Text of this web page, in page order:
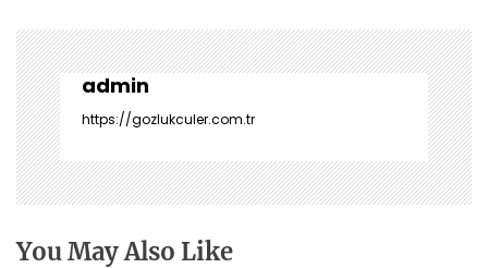
g
e
z
i
n
m
e
i
admin
https://gozlukculer.com.tr
You May Also Like